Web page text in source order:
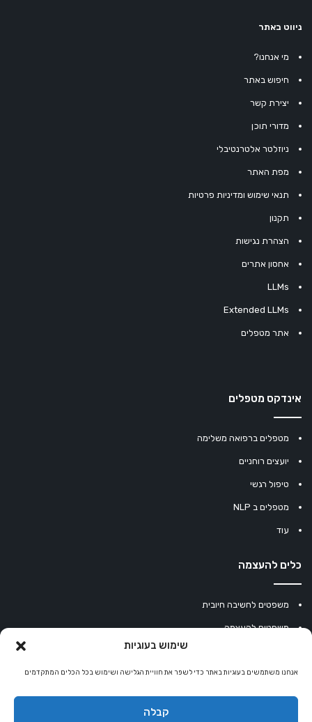
שימוש בעוגיות
אנחנו משתמשים בעוגיות באתר כדי לשפר את חוויית הגלישה ושימוש בכל הכלים המתקדמים
קבלה
ניווט באתר
מי אנחנו?
חיפוש באתר
יצירת קשר
מדורי תוכן
ניוזלטר אלטרנטיבלי
מפת האתר
תנאי שימוש ומדיניות פרטיות
תקנון
הצהרת נגישות
אחסון אתרים
LLMs
Extended LLMs
אתר מטפלים
אינדקס מטפלים
מטפלים ברפואה משלימה
יועצים רוחניים
טיפול רגשי
מטפלים ב NLP
עוד
כלים להעצמה
משפטים לחשיבה חיובית
משפטים להעצמה
מחשבון נומרולוגיה
קריסטלים למזלות